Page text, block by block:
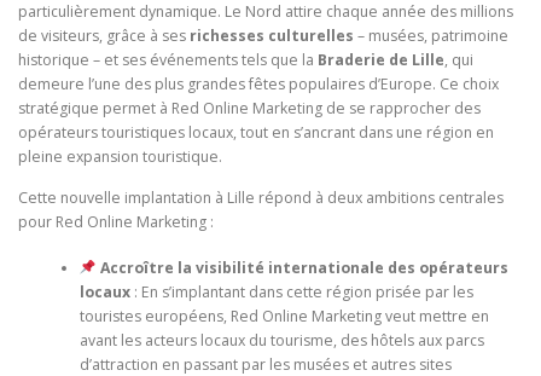
particulièrement dynamique. Le Nord attire chaque année des millions
de visiteurs, grâce à ses richesses culturelles – musées, patrimoine
historique – et ses événements tels que la Braderie de Lille, qui
demeure l’une des plus grandes fêtes populaires d’Europe. Ce choix
stratégique permet à Red Online Marketing de se rapprocher des
opérateurs touristiques locaux, tout en s’ancrant dans une région en
pleine expansion touristique.
Cette nouvelle implantation à Lille répond à deux ambitions centrales
pour Red Online Marketing :
Accroître la visibilité internationale des opérateurs
locaux: En s’implantant dans cette région prisée par les
touristes européens, Red Online Marketing veut mettre en
avant les acteurs locaux du tourisme, des hôtels aux parcs
d’attraction en passant par les musées et autres sites